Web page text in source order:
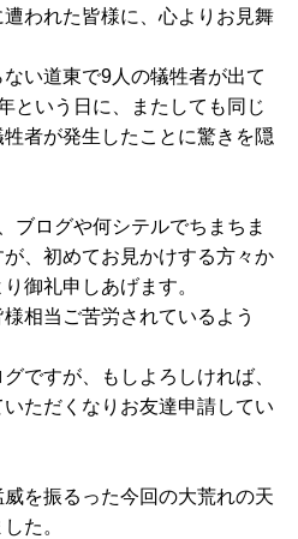
われた皆様に、心よりお見舞
い道東で9人の犠牲者が出て
という日に、またしても同じ
者が発生したことに驚きを隠
ブログや何シテルでちまちま
、初めてお見かけする方々か
御礼申しあげます。
相当ご苦労されているよう
ですが、もしよろしければ、
ただくなりお友達申請してい
を振るった今回の大荒れの天
た。